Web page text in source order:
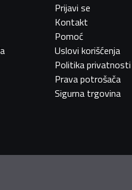
Prijavi se
Kontakt
Pomoć
Uslovi korišćenja
Politika privatnosti
Prava potrošača
Sigurna trgovina